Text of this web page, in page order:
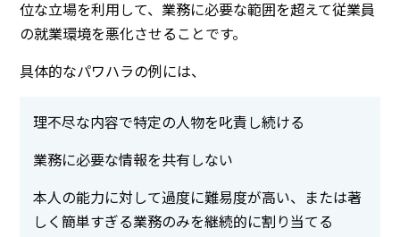
位な立場を利用して、業務に必要な範囲を超えて従業員
の就業環境を悪化させることです。
具体的なパワハラの例には、
理不尽な内容で特定の人物を叱責し続ける
業務に必要な情報を共有しない
本人の能力に対して過度に難易度が高い、または著
しく簡単すぎる業務のみを継続的に割り当てる